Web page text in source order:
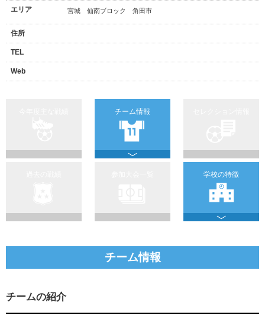
エリア 宮城 仙南ブロック 角田市
住所
TEL
Web
チーム情報
学校の特徴
チーム情報
チームの紹介